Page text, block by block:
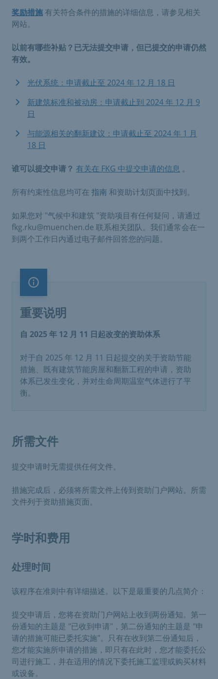
奖励措施 有关符合条件的措施的详细信息，请参见相关
网站。
以前有哪些补贴？已无法提交申请，但已提交的申请仍然
有效。
光伏系统：申请截止至 2024 年 12 月 18 日
新建筑标准和被动房：申请截止到 2024 年 12 月 9
日
与能源相关的翻新建议：申请截止至 2024 年 1 月
18 日
谁可以提交申请？ 有关在 FKG 中提交申请的信息 。
所有约束性信息均可在 指南 和资助计划页面中找到。
如果您对 "气候中和建筑 "资助项目有任何疑问，请通过
fkg.rku@muenchen.de 联系相关团队。我们通常会在一
到两个工作日内通过电子邮件回答您的问题。
重要说明
重要说明
自 2025 年 12 月 11 日起改变的资助体系
对于自 2025 年 12 月 11 日起提交的关于资助节能
措施、既有建筑节能房屋和翻新工程的申请，资助
体系已发生变化，并对生命周期温室气体进行了平
衡。
所需文件
提交申请时无需提供任何文件。
措施完成后，必须将所需文件上传到资助门户网站。所需
文件列于资助措施页面。
学时和费用
处理时间
该程序在准则中有详细描述。以下是最重要的几点简介：
提交申请后，您将在资助门户网站上收到两份通知。第一
份通知的主题是 "已收到申请"，第二份通知的主题是 "申
请的措施可能已委托实施"。只有在收到第二份通知后，
您才能实施所申请的措施，即只有在此时，您才能委托公
司进行施工，并在适用的情况下委托施工监理或购买材料
或设备。